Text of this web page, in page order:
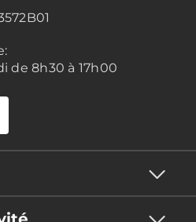
de 8h30 à 17h00